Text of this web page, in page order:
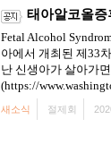
태아알코올증
Fetal Alcohol
아에서 개최된 제33
난 신생아가 살아가
(https://
새소식 절제회